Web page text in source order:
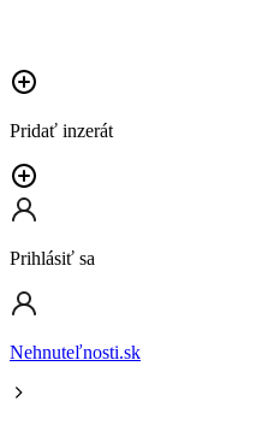
Pridať inzerát
Prihlásiť sa
Nehnuteľnosti.sk